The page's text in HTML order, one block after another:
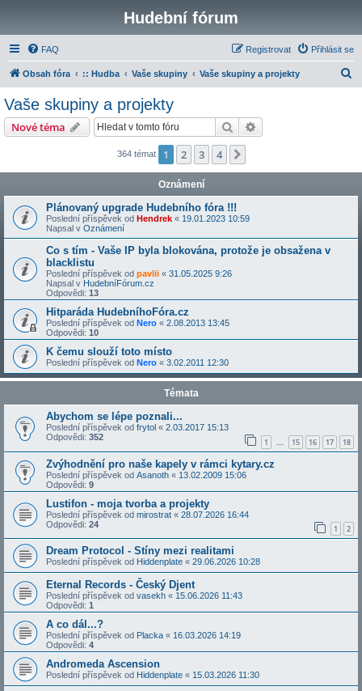
Hudební fórum
FAQ Přihlásit se
Registrovat
Obsah fóra :: Hudba Vaše skupiny Vaše skupiny a projekty
Vaše skupiny a projekty
Nové téma Hledat
364 témat 1 2 3 4
Oznámení
Plánovaný upgrade Hudebního fóra !!!
Poslední příspěvek od Hendrek « 19.01.2023 10:59
Napsal v Oznámení
Co s tím - Vaše IP byla blokována, protože je obsažena v
blacklistu
Poslední příspěvek od pavlii « 31.05.2025 9:26
Napsal v HudebníFórum.cz
Odpovědi: 13
Hitparáda HudebníhoFóra.cz
Poslední příspěvek od Nero « 2.08.2013 13:45
Odpovědi: 10
K čemu slouží toto místo
Poslední příspěvek od Nero « 3.02.2011 12:30
Témata
Abychom se lépe poznali...
Poslední příspěvek od frytol « 2.03.2017 15:13
Odpovědi: 352 1 … 15 16 17 18
Zvýhodnění pro naše kapely v rámci kytary.cz
Poslední příspěvek od Asanoth « 13.02.2009 15:06
Odpovědi: 9
Lustifon - moja tvorba a projekty
Poslední příspěvek od mirostrat « 28.07.2026 16:44
Odpovědi: 24 1 2
Dream Protocol - Stíny mezi realitami
Poslední příspěvek od Hiddenplate « 29.06.2026 10:28
Eternal Records - Český Djent
Poslední příspěvek od vasekh « 15.06.2026 11:43
Odpovědi: 1
A co dál...?
Poslední příspěvek od Placka « 16.03.2026 14:19
Odpovědi: 4
Andromeda Ascension
Poslední příspěvek od Hiddenplate « 15.03.2026 11:30